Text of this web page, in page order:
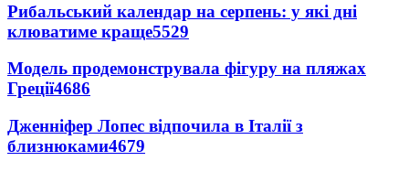
Рибальський календар на серпень: у які дні
клюватиме краще5529
Модель продемонструвала фігуру на пляжах
Греції4686
Дженніфер Лопес відпочила в Італії з
близнюками4679